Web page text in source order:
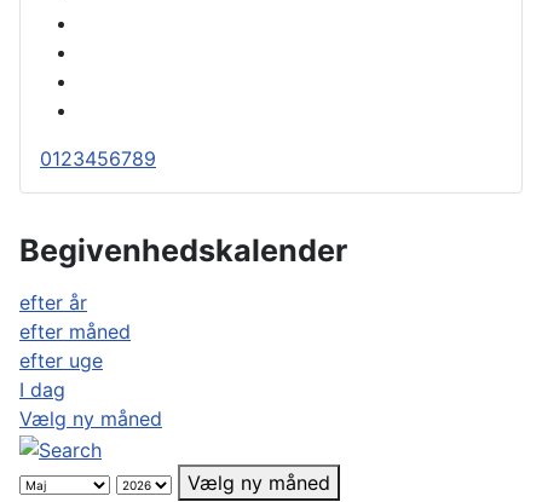
0123456789
Begivenhedskalender
efter år
efter måned
efter uge
I dag
Vælg ny måned
Vælg ny måned